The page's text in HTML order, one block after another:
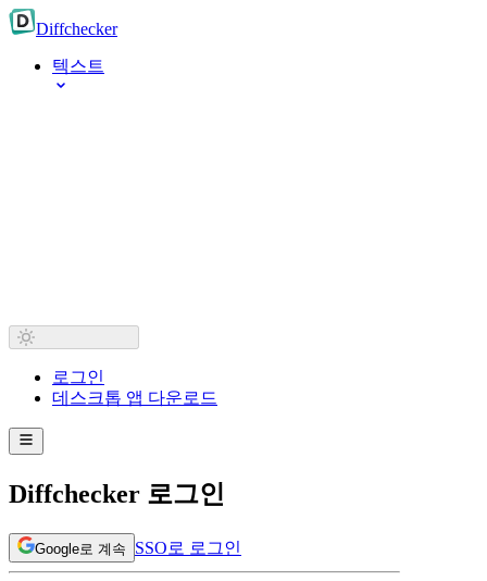
Diffchecker
텍스트
로그인
데스크톱 앱 다운로드
Diffchecker 로그인
Google로 계속 SSO로 로그인